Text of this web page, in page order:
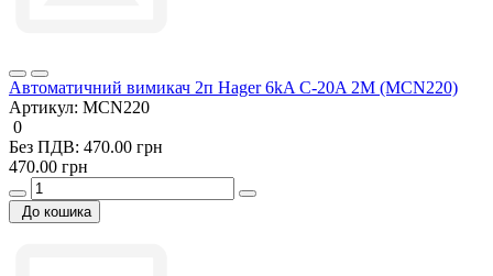
Автоматичний вимикач 2п Hager 6kA C-20A 2M (MCN220)
Артикул: MCN220
0
Без ПДВ: 470.00 грн
470.00 грн
До кошика